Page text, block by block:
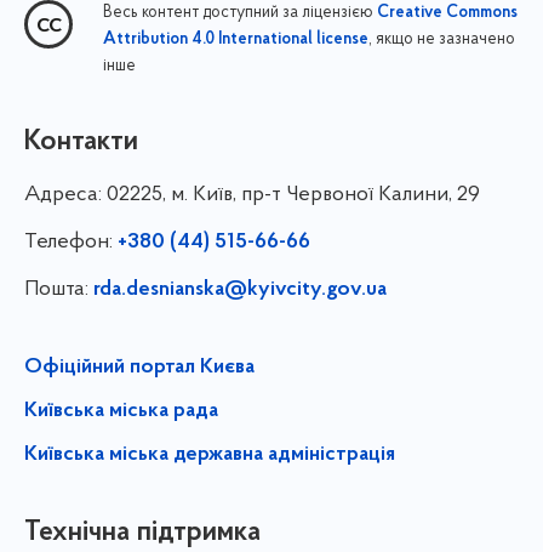
Весь контент доступний за ліцензією Creative Commons
Attribution 4.0 International license, якщо не зазначено
інше
Контакти
Адреса: 02225, м. Київ, пр-т Червоної Калини, 29
Телефон: +380 (44) 515-66-66
Пошта: rda.desnianska@kyivcity.gov.ua
Офіційний портал Києва
Київська міська рада
Київська міська державна адміністрація
Технічна підтримка